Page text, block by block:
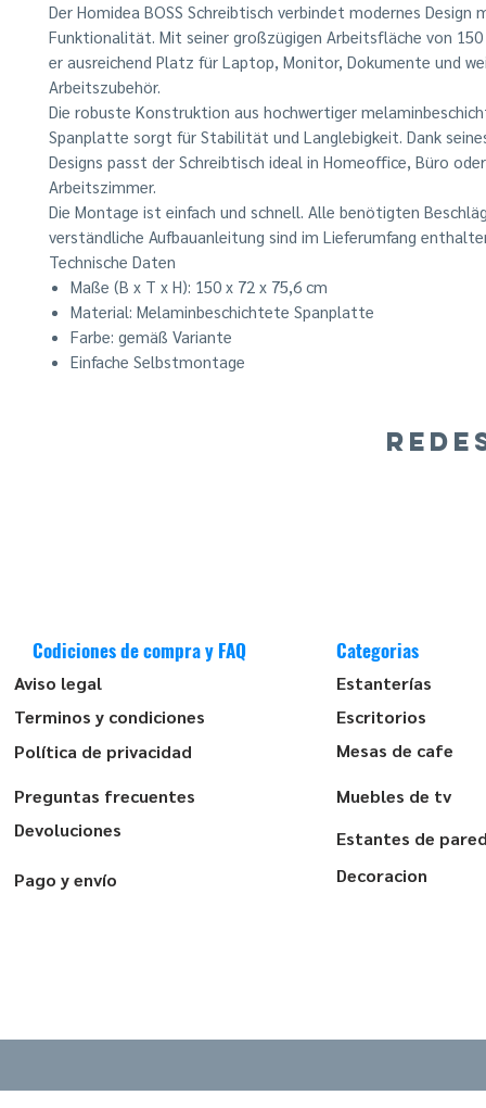
Der Homidea BOSS Schreibtisch verbindet modernes Design
Funktionalität. Mit seiner großzügigen Arbeitsfläche von
er ausreichend Platz für Laptop, Monitor, Dokumente und
Arbeitszubehör.
Die robuste Konstruktion aus hochwertiger
Spanplatte sorgt für Stabilität und Langlebigkeit. Dank
Designs passt der Schreibtisch ideal in Homeoffice, Büro oder
Arbeitszimmer.
Die Montage ist einfach und schnell. Alle benötigten
verständliche Aufbauanleitung sind im Lieferumfang
Technische Daten
Maße (B x T x H): 150 x 72 x 75,6 cm
Material: Melaminbeschichtete Spanplatte
Farbe: gemäß Variante
Einfache Selbstmontage
Codiciones de compra y FAQ
Aviso legal
Terminos y condiciones
Política de privacidad
Preguntas frecuentes
Devoluciones
Pago y envío
Categorias
Estanterías
Escritorios
Mesas de cafe
Muebles de tv
Estantes de
Decoracion